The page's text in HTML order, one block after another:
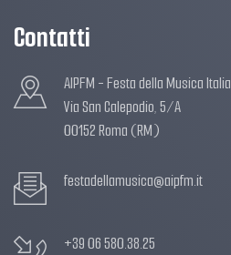
Contatti
AIPFM - Festa della Musica Italia
Via San Calepodio, 5/A
00152 Roma (RM)
festadellamusica@aipfm.it
+39 06 580.38.25